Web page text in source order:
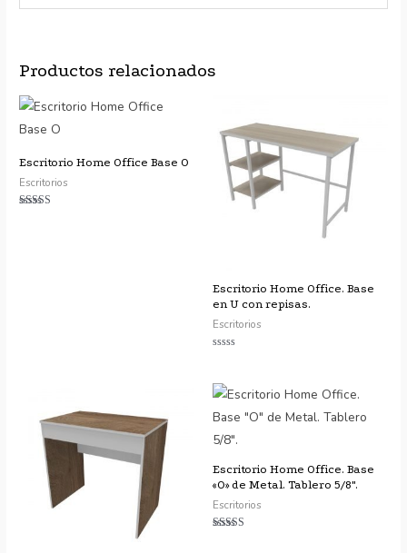
Productos relacionados
Escritorio Home Office Base O
Escritorios
Escritorio Home Office. Base
en U con repisas.
Escritorios
de
5
Escritorio Home Office. Base
«O» de Metal. Tablero 5/8″.
Escritorios